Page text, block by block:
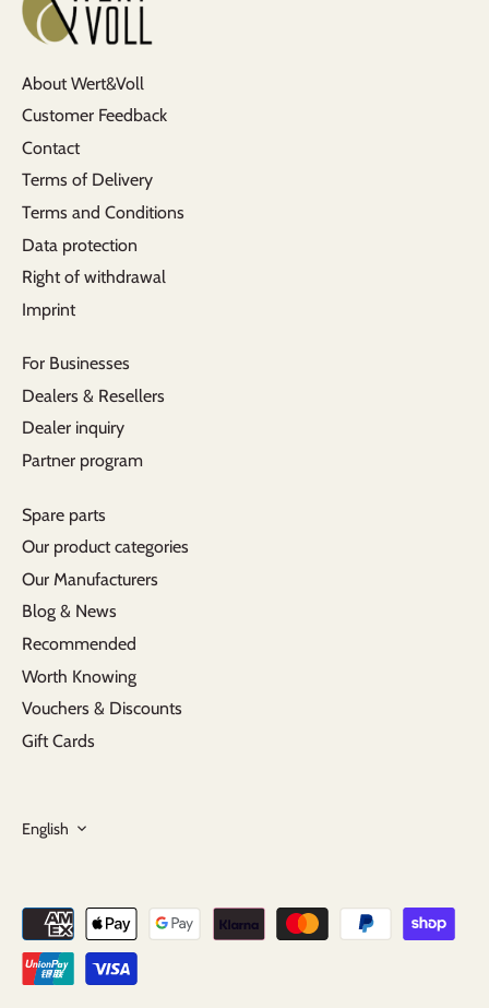
About Wert&Voll
Customer Feedback
Contact
Terms of Delivery
Terms and Conditions
Data protection
Right of withdrawal
Imprint
For Businesses
Dealers & Resellers
Dealer inquiry
Partner program
Spare parts
Our product categories
Our Manufacturers
Blog & News
Recommended
Worth Knowing
Vouchers & Discounts
Gift Cards
Language
English